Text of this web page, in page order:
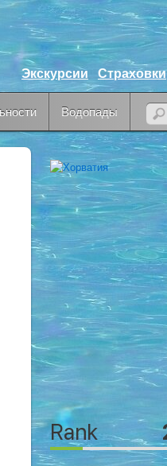
Экскурсии Страховки
Водопады